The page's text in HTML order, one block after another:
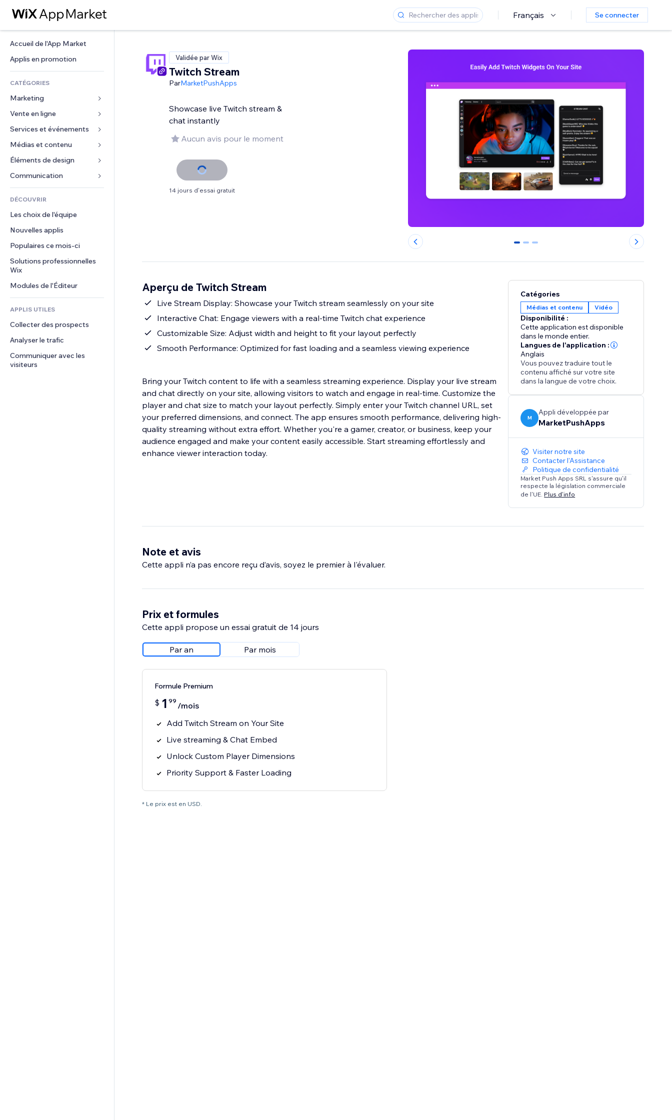
Français Se connecter
Accueil de l'App Market
Applis en promotion
CATÉGORIES
Marketing
Publicités
Mobile
Données analytiques
Réseaux sociaux
Classement de sites
E-mail
Vente en ligne
Applis pour les boutiques
Expédition et livraison
Boutons Vente
Comptabilité
Coupons et fidélisation
Solutions d'entreposage
Financement participatif
Alimentation et boissons
Services et événements
Hôtels
Événements
Restaurants
Immobilier
Réservations
Médias et contenu
Galerie
Musique
Podcasts
Photographie
Vidéo
PDF
Partage de fichiers
Actualités
Services de contenu
Effets de texte
Éléments de design
Cartes et navigation
Confidentialité
Horloge
Modèles de pages
Effets sur images
Boutons et menus
Bannières et badges
Calculateurs
Rechercher
Formulaires
Sondages
Chat
Commentaires
Téléphone
Communauté
Avis et commentaires
DÉCOUVRIR
Les choix de l'équipe
Nouvelles applis
Populaires ce mois‑ci
Solutions professionnelles
Wix
Modules de l'Éditeur
APPLIS UTILES
Collecter des prospects
Analyser le trafic
Communiquer avec les
visiteurs
Validée par Wix
Twitch Stream
ParMarketPushApps
Showcase live Twitch stream &
chat instantly
Aucun avis pour le moment
14 jours d'essai gratuit
0 1 2
Aperçu de Twitch Stream
Live Stream Display: Showcase your Twitch stream seamlessly on your site
Interactive Chat: Engage viewers with a real-time Twitch chat experience
Customizable Size: Adjust width and height to fit your layout perfectly
Smooth Performance: Optimized for fast loading and a seamless viewing experience
Bring your Twitch content to life with a seamless streaming experience. Display your live stream
and chat directly on your site, allowing visitors to watch and engage in real-time. Customize the
player and chat size to match your layout perfectly. Simply enter your Twitch channel URL, set
your preferred dimensions, and connect. The app ensures smooth performance, delivering high-
quality streaming without extra effort. Whether you're a gamer, creator, or business, keep your
audience engaged and make your content easily accessible. Start streaming effortlessly and
enhance viewer interaction today.
Catégories
Médias et contenu Vidéo
Disponibilité :
Cette application est disponible
dans le monde entier.
Langues de l'application :
Anglais
Vous pouvez traduire tout le
contenu affiché sur votre site
dans la langue de votre choix.
M
Appli développée par
MarketPushApps
Visiter notre site
Contacter l'Assistance
Politique de confidentialité
Market Push Apps SRL s'assure qu'il
respecte la législation commerciale
de l'UE. Plus d'info
Note et avis
Cette appli n’a pas encore reçu d’avis, soyez le premier à l'évaluer.
Prix et formules
Cette appli propose un essai gratuit de 14 jours
Par an Par mois
Formule Premium
$ 1 99 /mois
Add Twitch Stream on Your Site
Live streaming & Chat Embed
Unlock Custom Player Dimensions
Priority Support & Faster Loading
* Le prix est en USD.